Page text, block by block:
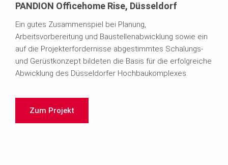
PANDION Officehome Rise, Düsseldorf
Ein gutes Zusammenspiel bei Planung,
Arbeitsvorbereitung und Baustellenabwicklung sowie ein
auf die Projekterfordernisse abgestimmtes Schalungs-
und Gerüstkonzept bildeten die Basis für die erfolgreiche
Abwicklung des Düsseldorfer Hochbaukomplexes.
Zum Projekt